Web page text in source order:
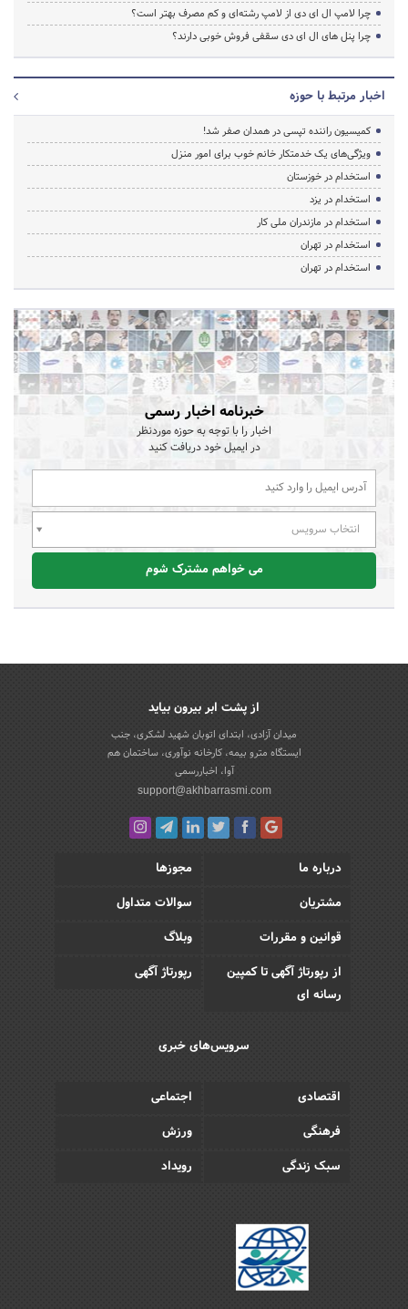
چرا لامپ ال ای دی از لامپ رشته‌ای و کم مصرف بهتر است؟
چرا پنل های ال ای دی سقفی فروش خوبی دارند؟
اخبار مرتبط با حوزه
کمیسیون راننده تپسی در همدان صفر شد!
ویژگی‌های یک خدمتکار خانم خوب برای امور منزل
استخدام در خوزستان
استخدام در یزد
استخدام در مازندران ملی کار
استخدام در تهران
استخدام در تهران
خبرنامه اخبار رسمی
اخبار را با توجه به حوزه موردنظر
در ایمیل خود دریافت کنید
انتخاب سرویس
می خواهم مشترک شوم
از پشت ابر بیرون بیاید
میدان آزادی، ابتدای اتوبان شهید لشکری، جنب
ایستگاه مترو بیمه، کارخانه نوآوری، ساختمان هم
آوا، اخباررسمی
support@akhbarrasmi.com
درباره ما
مجوزها
مشتریان
سوالات متداول
قوانین و مقررات
وبلاگ
از رپورتاژ آگهی تا کمپین
رسانه ای
رپورتاژ آگهی
سرویس‌های خبری
اقتصادی
اجتماعی
فرهنگی
ورزش
سبک زندگی
رویداد